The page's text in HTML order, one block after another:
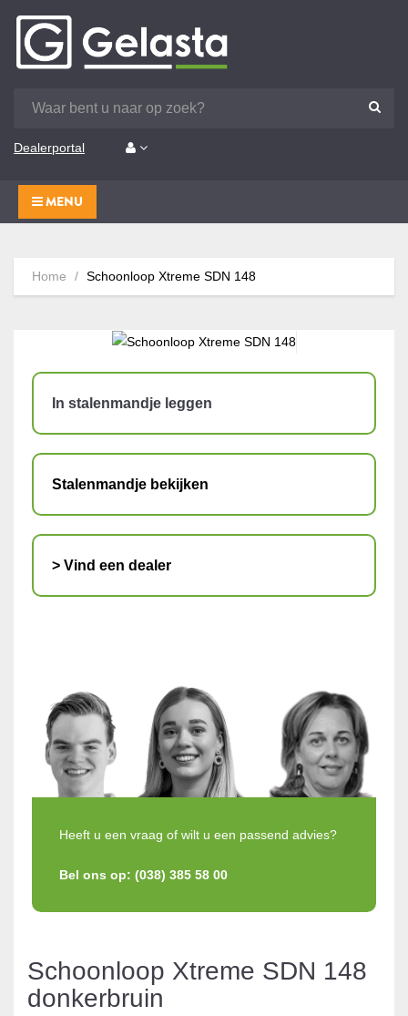
Dealerportal
MENU
Home Schoonloop Xtreme SDN 148
In stalenmandje leggen
Stalenmandje bekijken
> Vind een dealer
Heeft u een vraag of wilt u een passend advies?
Bel ons op: (038) 385 58 00
Schoonloop Xtreme SDN 148
donkerbruin